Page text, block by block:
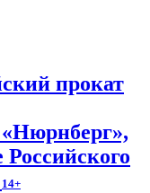
прокат
«Нюрнберг»,
14+